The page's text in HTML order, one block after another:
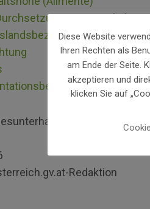
von
(Alimente), Höhe
Redaktion
Diese Website
Ihren Rechten als
am Ende der Seite.
akzeptieren und
klicken Sie auf